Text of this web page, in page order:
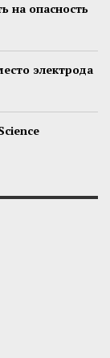
на опасность
электрода